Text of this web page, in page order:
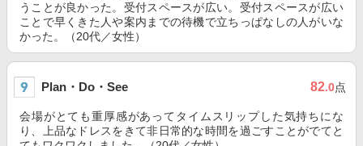
うことが良かった。受付スペースが広い。受付スペースが広い
ことで早くきた人や案内までの待機で立ちっぱなしの人がいな
かった。（20代／女性）
Plan・Do・See 82.0点
会場がとても重厚感があってタイムスリップした気持ちにな
り、上品なドレスをきて非日常的な時間を過ごすことがでてと